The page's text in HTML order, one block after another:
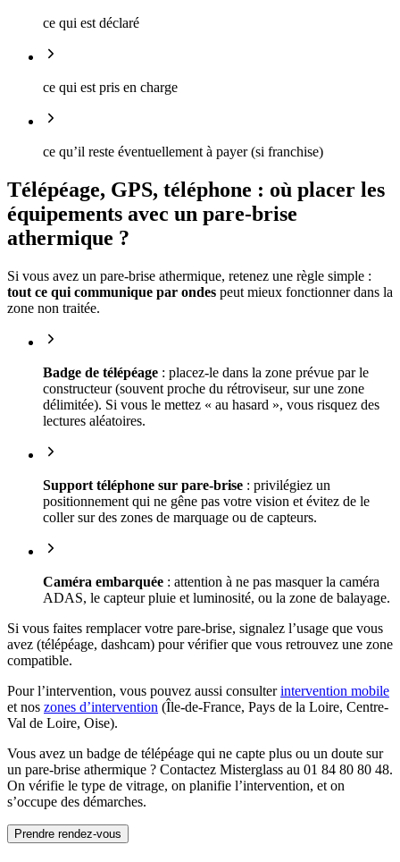
ce qui est déclaré
ce qui est pris en charge
ce qu’il reste éventuellement à payer (si franchise)
Télépéage, GPS, téléphone : où placer les
équipements avec un pare-brise
athermique ?
Si vous avez un pare-brise athermique, retenez une règle simple :
tout ce qui communique par ondes peut mieux fonctionner dans la
zone non traitée.
Badge de télépéage : placez-le dans la zone prévue par le
constructeur (souvent proche du rétroviseur, sur une zone
délimitée). Si vous le mettez « au hasard », vous risquez des
lectures aléatoires.
Support téléphone sur pare-brise : privilégiez un
positionnement qui ne gêne pas votre vision et évitez de le
coller sur des zones de marquage ou de capteurs.
Caméra embarquée : attention à ne pas masquer la caméra
ADAS, le capteur pluie et luminosité, ou la zone de balayage.
Si vous faites remplacer votre pare-brise, signalez l’usage que vous
avez (télépéage, dashcam) pour vérifier que vous retrouvez une zone
compatible.
Pour l’intervention, vous pouvez aussi consulterintervention mobile
et nos zones d’intervention (Île-de-France, Pays de la Loire, Centre-
Val de Loire, Oise).
Vous avez un badge de télépéage qui ne capte plus ou un doute sur
un pare-brise athermique ? Contactez Misterglass au 01 84 80 80 48.
On vérifie le type de vitrage, on planifie l’intervention, et on
s’occupe des démarches.
Prendre rendez-vous